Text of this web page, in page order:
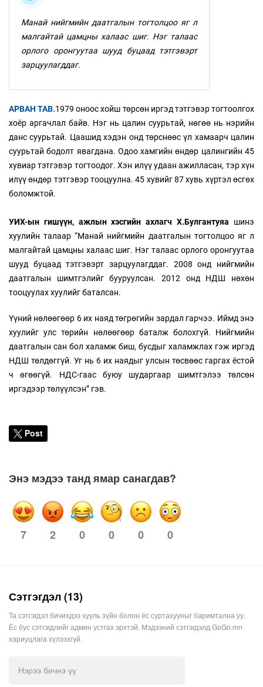
Манай нийгмийн даатгалын тогтолцоо яг л
малгайтай цамцны халаас шиг. Нэг талаас
орлого оронгуутаа шууд буцаад тэтгэвэрт
зарцуулагддаг.
АРВАН ТАВ.1979 оноос хойш төрсөн иргэд тэтгэвэр тогтоолгох
хоёр аргачлал байв. Нэг нь цалин суурьтай, нөгөө нь нэрийн
данс суурьтай. Цаашид хэдэн онд төрснөөс үл хамаарч цалин
суурьтай бодолт явагдана. Одоо хамгийн өндөр цалингийн 45
хувиар тэтгэвэр тогтоодог. Хэн илүү удаан ажилласан, тэр хүн
илүү өндөр тэтгэвэр тооцуулна. 45 хувийг 87 хувь хүртэл өсгөх
боломжтой.
УИХ-ын гишүүн, ажлын хэсгийн ахлагч Х.Булгантуяа шинэ
хуулийн талаар “Манай нийгмийн даатгалын тогтолцоо яг л
малгайтай цамцны халаас шиг. Нэг талаас орлого оронгуутаа
шууд буцаад тэтгэвэрт зарцуулагддаг. 2008 онд нийгмийн
даатгалын шимтгэлийг бууруулсан. 2012 онд НДШ нөхөн
тооцуулах хуулийг баталсан.
Үүний нөлөөгөөр 6 их наяд төгрөгийн зардал гарчээ. Иймд энэ
хуулийг улс төрийн нөлөөгөөр баталж болохгүй. Нийгмийн
даатгалын сан бол халамж биш, бусдыг халамжлах гэж иргэд
НДШ төлдөггүй. Уг нь 6 их наядыг улсын төсвөөс гаргах ёстой
ч өгөөгүй. НДС-гаас буюу шударгаар шимтгэлээ төлсөн
иргэдээр төлүүлсэн” гэв.
Post
Энэ мэдээ танд ямар санагдав?
7 2 0 0 0 0
Сэтгэгдэл (13)
Та сэтгэгдэл бичихдээ хууль зүйн болон ёс суртахууныг баримтална уу.
Ёс бус сэтгэгдлийг админ устгах эрхтэй. Мэдээний сэтгэгдэлд GoGo.mn
хариуцлага хүлээхгүй.